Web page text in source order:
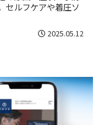
セルフケアや着圧ソ
2025.05.12